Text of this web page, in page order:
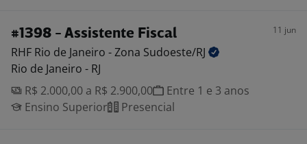
#1398 - Assistente Fiscal 11 jun
RHF Rio de Janeiro - Zona Sudoeste/RJ
Rio de Janeiro - RJ
R$ 2.000,00 a R$ 2.900,00
Entre 1 e 3 anos
Ensino Superior
Presencial